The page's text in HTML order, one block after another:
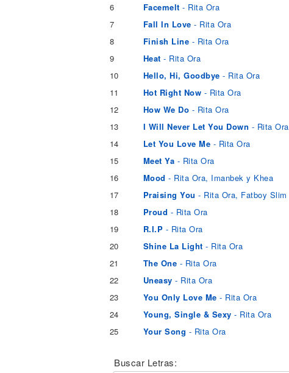
6
Facemelt - Rita Ora
7
Fall In Love - Rita Ora
8
Finish Line - Rita Ora
9
Heat - Rita Ora
10
Hello, Hi, Goodbye - Rita Ora
11
Hot Right Now - Rita Ora
12
How We Do - Rita Ora
13
I Will Never Let You Down - Rita Ora
14
Let You Love Me - Rita Ora
15
Meet Ya - Rita Ora
16
Mood - Rita Ora, Imanbek y Khea
17
Praising You - Rita Ora, Fatboy Slim
18
Proud - Rita Ora
19
R.I.P - Rita Ora
20
Shine La Light - Rita Ora
21
The One - Rita Ora
22
Uneasy - Rita Ora
23
You Only Love Me - Rita Ora
24
Young, Single & Sexy - Rita Ora
25
Your Song - Rita Ora
Buscar Letras: